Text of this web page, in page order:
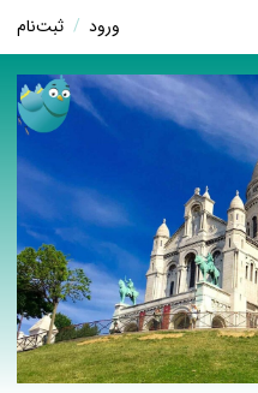
ورود / ثبت‌نام